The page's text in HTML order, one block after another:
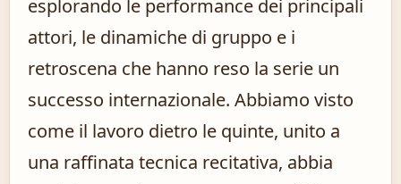
esplorando le performance dei principali
attori, le dinamiche di gruppo e i
retroscena che hanno reso la serie un
successo internazionale. Abbiamo visto
come il lavoro dietro le quinte, unito a
una raffinata tecnica recitativa, abbia